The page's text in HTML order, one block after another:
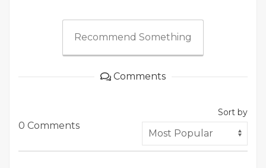
Recommend Something
Comments
0 Comments
Sort by